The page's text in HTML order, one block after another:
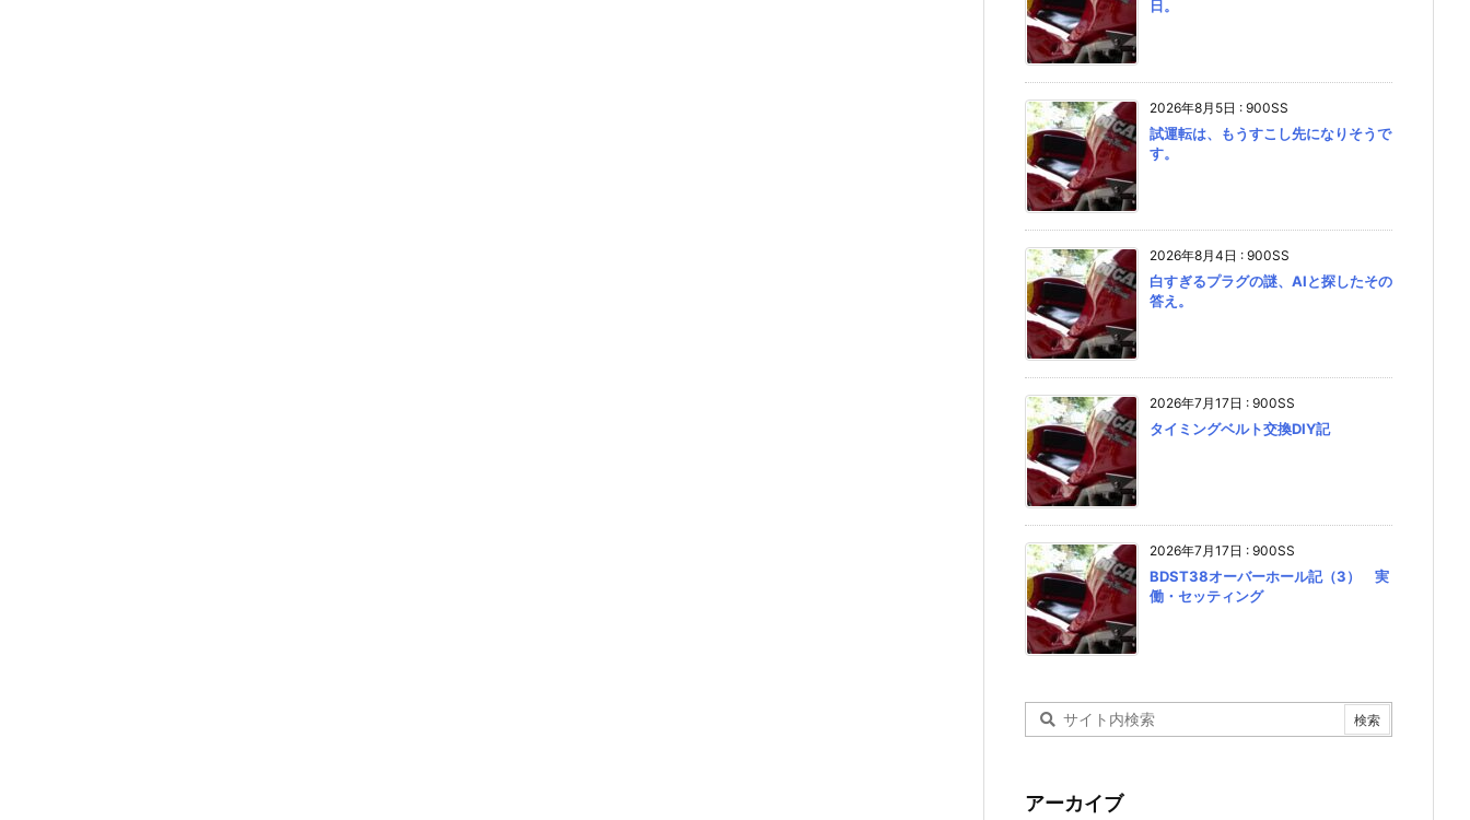
日。
2026年8月5日 : 900SS
試運転は、もうすこし先になりそうで
す。
2026年8月4日 : 900SS
白すぎるプラグの謎、AIと探したその
答え。
2026年7月17日 : 900SS
タイミングベルト交換DIY記
2026年7月17日 : 900SS
BDST38オーバーホール記（3） 実
働・セッティング
アーカイブ